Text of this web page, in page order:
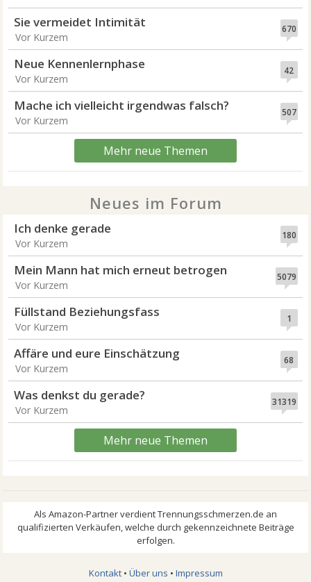
670
Sie vermeidet Intimität
Vor Kurzem
42
Neue Kennenlernphase
Vor Kurzem
507
Mache ich vielleicht irgendwas falsch?
Vor Kurzem
Mehr neue Themen
Neues im Forum
180
Ich denke gerade
Vor Kurzem
5079
Mein Mann hat mich erneut betrogen
Vor Kurzem
1
Füllstand Beziehungsfass
Vor Kurzem
68
Affäre und eure Einschätzung
Vor Kurzem
31319
Was denkst du gerade?
Vor Kurzem
Mehr neue Themen
Kontakt• Über uns • Impressum